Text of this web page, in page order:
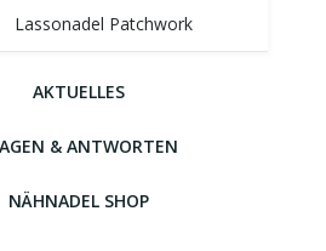
Lassonadel Patchwork
AKTUELLES
& ANTWORTEN
NÄHNADEL SHOP